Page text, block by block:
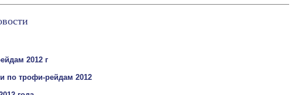
2012 г
по трофи-рейдам 2012